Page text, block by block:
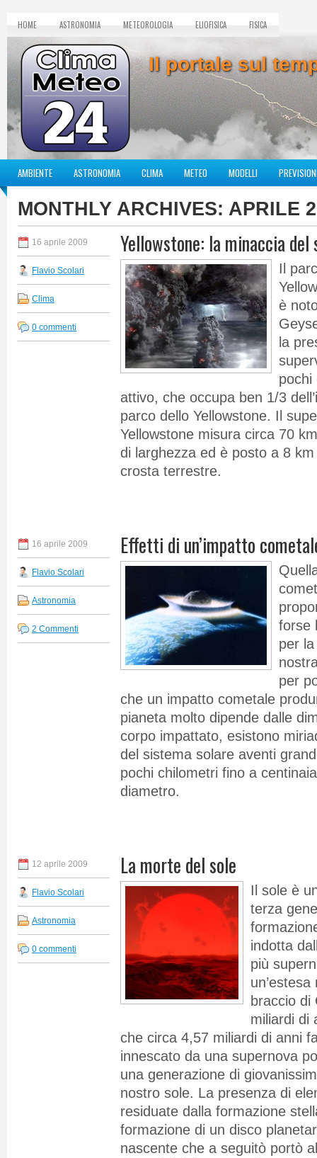
HOME ASTRONOMIA METEOROLOGIA ELIOFISICA FISICA
Il portale sul
AMBIENTE ASTRONOMIA CLIMA METEO MODELLI
MONTHLY ARCHIVES: APRILE
16 aprile 2009
Flavio Scolari
Clima
0 commenti
Yellowstone: la minaccia del
Il
è
la
pochi
attivo, che occupa ben 1/3
parco dello Yellowstone. Il
Yellowstone misura circa 70
di larghezza ed è posto a 8
crosta terrestre.
16 aprile 2009
Flavio Scolari
Astronomia
2 Commenti
Effetti di un’impatto
forse
per
per
che un impatto cometale
pianeta molto dipende dalle
corpo impattato, esistono
del sistema solare aventi
pochi chilometri fino a
diametro.
12 aprile 2009
Flavio Scolari
Astronomia
0 commenti
La morte del sole
Il sole è
terza
indotta
più
braccio di
miliardi di
che circa 4,57 miliardi di anni
innescato da una supernova
una generazione di
nostro sole. La presenza di
residuate dalla formazione
formazione di un disco
nascente che a seguitò portò